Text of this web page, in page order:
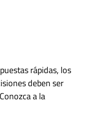
rápidas, los
deben ser
a la